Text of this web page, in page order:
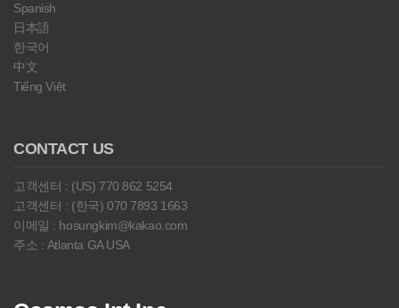
Spanish
日本語
한국어
中文
Tiếng Việt
CONTACT US
고객센터 : (US) 770 862 5254
고객센터 : (한국) 070 7893 1663
이메일 : hosungkim@kakao.com
주소 : Atlanta GA USA